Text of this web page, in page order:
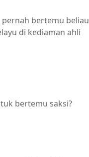
bertemu beliau
di kediaman ahli
bertemu saksi?